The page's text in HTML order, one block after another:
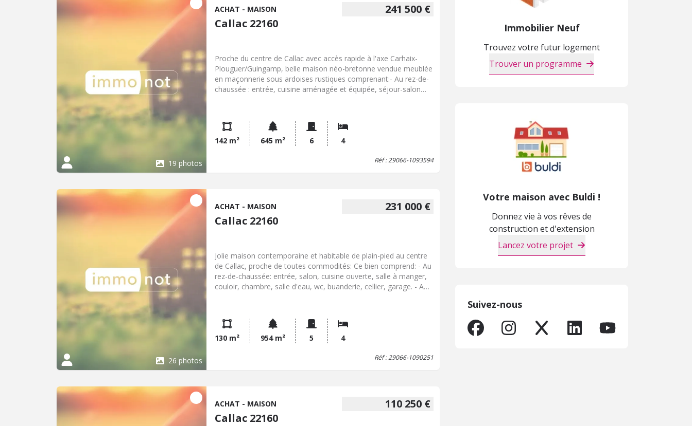
19 photos
241 500 €
ACHAT - MAISON
Callac 22160
Proche du centre de Callac avec accès rapide à l'axe Carhaix-
Plouguer/Guingamp, belle maison néo-bretonne vendue meublée
en maçonnerie sous ardoises rustiques comprenant:- Au rez-de-
chaussée : entrée, cuisine aménagée et équipée, séjour-salon
sol complet avec cave, garage, cuisine d'été et buanderie-
chaufferie.Terrasse.Jardin.
142 m²
645 m² 6 4
Réf : 29066-1093594
26 photos
231 000 €
ACHAT - MAISON
Callac 22160
Jolie maison contemporaine et habitable de plain-pied au centre
de Callac, proche de toutes commodités: Ce bien comprend: - Au
rez-de-chaussée: entrée, salon, cuisine ouverte, salle à manger,
couloir, chambre, salle d'eau, wc, buanderie, cellier, garage. - A
Cour. Jardin.
130 m² 954 m² 5 4
Réf : 29066-1090251
110 250 €
ACHAT - MAISON
Callac 22160
Immobilier Neuf
Trouvez votre futur logement
Trouver un programme
Votre maison avec Buldi !
Donnez vie à vos rêves de
construction et d'extension
Lancez votre projet
Suivez-nous